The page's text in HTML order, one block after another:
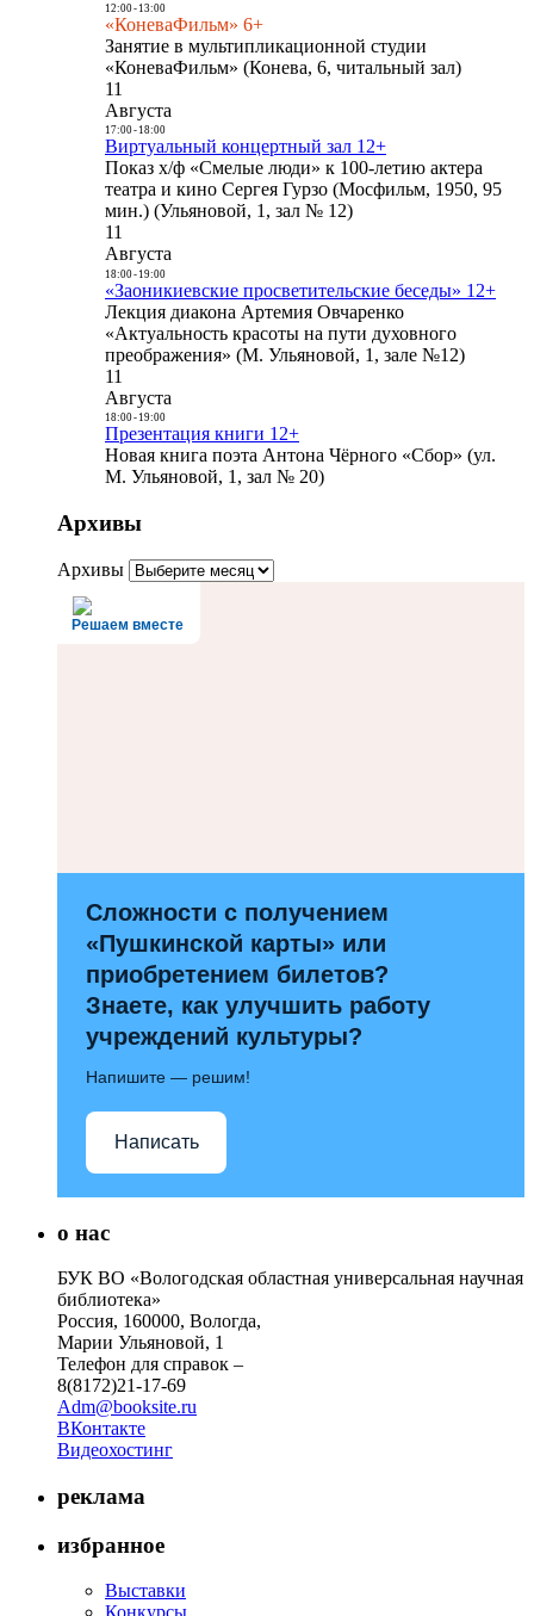
12:00- 13:00
«КоневаФильм» 6+
Занятие в мультипликационной студии
«КоневаФильм» (Конева, 6, читальный зал)
11
Августа
17:00- 18:00
Виртуальный концертный зал 12+
Показ х/ф «Смелые люди» к 100-летию актера
театра и кино Сергея Гурзо (Мосфильм, 1950, 95
мин.) (Ульяновой, 1, зал № 12)
11
Августа
18:00- 19:00
«Заоникиевские просветительские беседы» 12+
Лекция диакона Артемия Овчаренко
«Актуальность красоты на пути духовного
преображения» (М. Ульяновой, 1, зале №12)
11
Августа
18:00- 19:00
Презентация книги 12+
Новая книга поэта Антона Чёрного «Сбор» (ул.
М. Ульяновой, 1, зал № 20)
Архивы
Архивы
Решаем вместе
Сложности с получением
«Пушкинской карты» или
приобретением билетов?
Знаете, как улучшить работу
учреждений культуры?
Напишите — решим!
Написать
о нас
БУК ВО «Вологодская областная универсальная научная
библиотека»
Россия, 160000, Вологда,
Марии Ульяновой, 1
Телефон для справок –
8(8172)21-17-69
Adm@booksite.ru
ВКонтакте
Видеохостинг
реклама
избранное
Выставки